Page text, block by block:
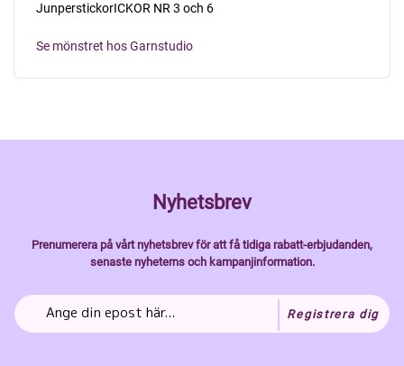
JunperstickorICKOR NR 3 och 6
Se mönstret hos Garnstudio
Nyhetsbrev
Prenumerera på vårt nyhetsbrev för att få tidiga rabatt-erbjudanden,
senaste nyheterns och kampanjinformation.
Registrera dig